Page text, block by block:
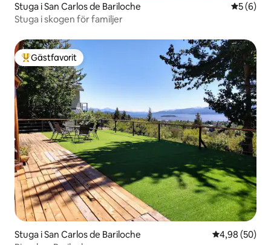
Stuga i San Carlos de Bariloche 5 av 5 i
5 (6)
Stuga i skogen för familjer
Populär gästfavorit
Gästfavorit
Stuga i San Carlos de Bariloche 4,98 av 5 i
4,98 (50)